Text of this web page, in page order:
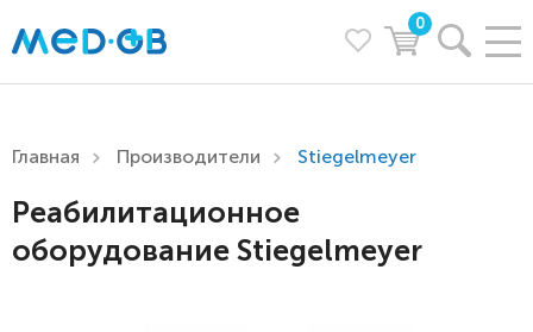
0
Главная Производители Stiegelmeyer
Реабилитационное
оборудование Stiegelmeyer